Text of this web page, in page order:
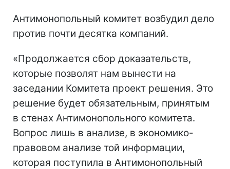
Антимонопольный комитет возбудил дело
против почти десятка компаний.
«Продолжается сбор доказательств,
которые позволят нам вынести на
заседании Комитета проект решения. Это
решение будет обязательным, принятым
в стенах Антимонопольного комитета.
Вопрос лишь в анализе, в экономико-
правовом анализе той информации,
которая поступила в Антимонопольный